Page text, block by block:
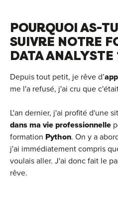
POURQUOI AS-
SUIVRE NOTRE
DATA ANALYSTE
Depuis tout petit, je rêve d’
me l'a refusé, j'ai cru que
L'an dernier, j'ai profité d'une
dans ma vie professionnelle
formation Python. On y a
j'ai immédiatement compris
voulais aller. J'ai donc fait le
rêve.